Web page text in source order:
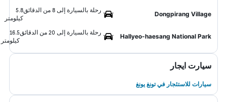
Dongpirang Village
رحلة بالسيارة إلى 8 من الدقائق
5.8
كيلومتر
Hallyeo-haesang National Park
رحلة بالسيارة إلى 20 من الدقائق
16.5
كيلومتر
سيارت ايجار
سيارات للاستئجار في تونغ يونغ